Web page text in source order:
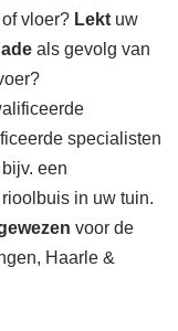
vloer? Lekt uw
als gevolg van
specialisten
een
in uw tuin.
voor de
Haarle &